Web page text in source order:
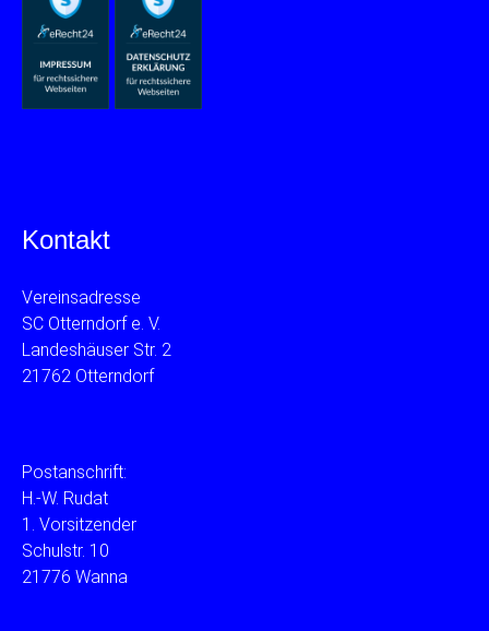
Kontakt
Vereinsadresse
SC Otterndorf e. V.
Landeshäuser Str. 2
21762 Otterndorf
Postanschrift:
H.-W. Rudat
1. Vorsitzender
Schulstr. 10
21776 Wanna